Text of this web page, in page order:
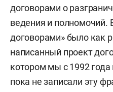
договорами о
ведения и полномочий.
договорами» было как
написанный проект
котором мы с 1992
пока не записали эту